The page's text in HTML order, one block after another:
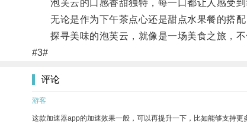
泡芙云的口感香甜独特，每一口都让人感受到
无论是作为下午茶点心还是甜点水果餐的搭配
探寻美味的泡芙云，就像是一场美食之旅，不
#3#
评论
游客
这款加速器app的加速效果一般，可以再提升一下，比如能够支持更